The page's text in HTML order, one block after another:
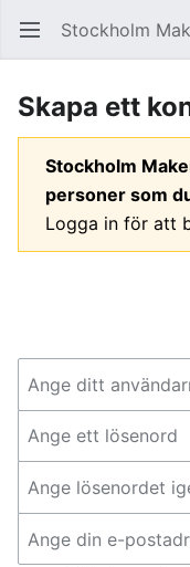
Öppna huvudmenyn Stockholm
Skapa ett
Stockholm
personer som
Logga in för att